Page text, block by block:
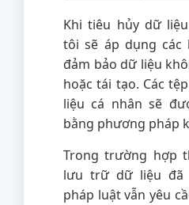
Khi tiêu hủy dữ
tôi sẽ áp dụng các
đảm bảo dữ liệu
hoặc tái tạo. Các
liệu cá nhân sẽ
bằng phương pháp
Trong trường hợp
lưu trữ dữ liệu đã
pháp luật vẫn yêu